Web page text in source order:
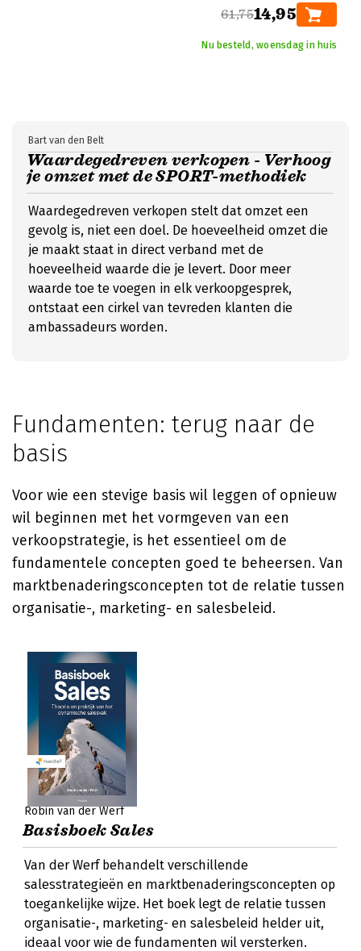
61,7514,95
Nu besteld, woensdag in huis
Waardegedreven verkopen - Verhoog
je omzet met de SPORT-methodiek
Bart van den Belt
Waardegedreven verkopen stelt dat omzet een
gevolg is, niet een doel. De hoeveelheid omzet die
je maakt staat in direct verband met de
hoeveelheid waarde die je levert. Door meer
waarde toe te voegen in elk verkoopgesprek,
ontstaat een cirkel van tevreden klanten die
ambassadeurs worden.
Fundamenten: terug naar de
basis
Voor wie een stevige basis wil leggen of opnieuw
wil beginnen met het vormgeven van een
verkoopstrategie, is het essentieel om de
fundamentele concepten goed te beheersen. Van
marktbenaderingsconcepten tot de relatie tussen
organisatie-, marketing- en salesbeleid.
Robin van der Werf
Basisboek Sales
Van der Werf behandelt verschillende
salesstrategieën en marktbenaderingsconcepten op
toegankelijke wijze. Het boek legt de relatie tussen
organisatie-, marketing- en salesbeleid helder uit,
ideaal voor wie de fundamenten wil versterken.